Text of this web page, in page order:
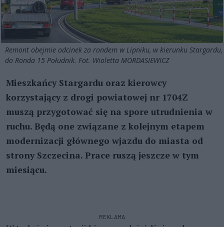
Remont obejmie odcinek za rondem w Lipniku, w kierunku Stargardu,
do Ronda 15 Południk. Fot. Wioletta MORDASIEWICZ
Mieszkańcy Stargardu oraz kierowcy
korzystający z drogi powiatowej nr 1704Z
muszą przygotować się na spore utrudnienia w
ruchu. Będą one związane z kolejnym etapem
modernizacji głównego wjazdu do miasta od
strony Szczecina. Prace ruszą jeszcze w tym
miesiącu.
REKLAMA